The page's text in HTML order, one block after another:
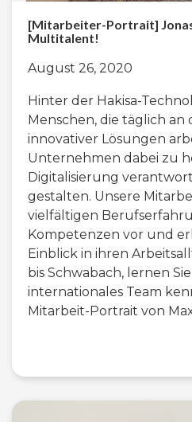
[Mitarbeiter-Portrait]
Multitalent!
August 26, 2020
Hinter der Hakisa-
Menschen, die täglich
innovativer Lösungen
Unternehmen dabei zu
Digitalisierung
gestalten. Unsere
vielfältigen
Kompetenzen vor und
Einblick in ihren
bis Schwabach, lernen
internationales Team
Mitarbeit-Portrait von